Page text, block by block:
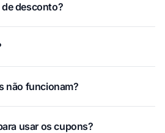
desconto?
não funcionam?
usar os cupons?